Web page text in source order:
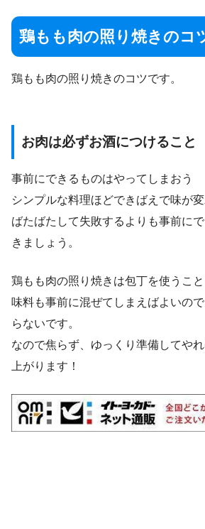
鶏もも肉の照り焼きのコ
鶏もも肉の照り焼きのコツです。
お肉は必ずお酒につけること
事前にできるものはやってしまおう
シンプルな料理ほどできばえで味が変
ばたばたして失敗するよりも事前に
きましょう。
鶏もも肉の照り焼きは包丁を使うこ
味料も事前に混ぜてしまえばよいの
らないです。
なので焦らず、ゆっくり準備してや
上がります！